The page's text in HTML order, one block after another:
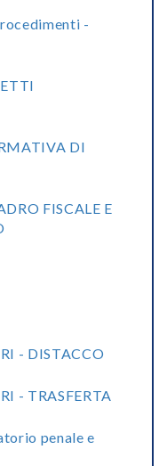
-
DI
FISCALE E
- DISTACCO
- TRASFERTA
penale e